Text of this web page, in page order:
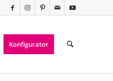
Konfigurator